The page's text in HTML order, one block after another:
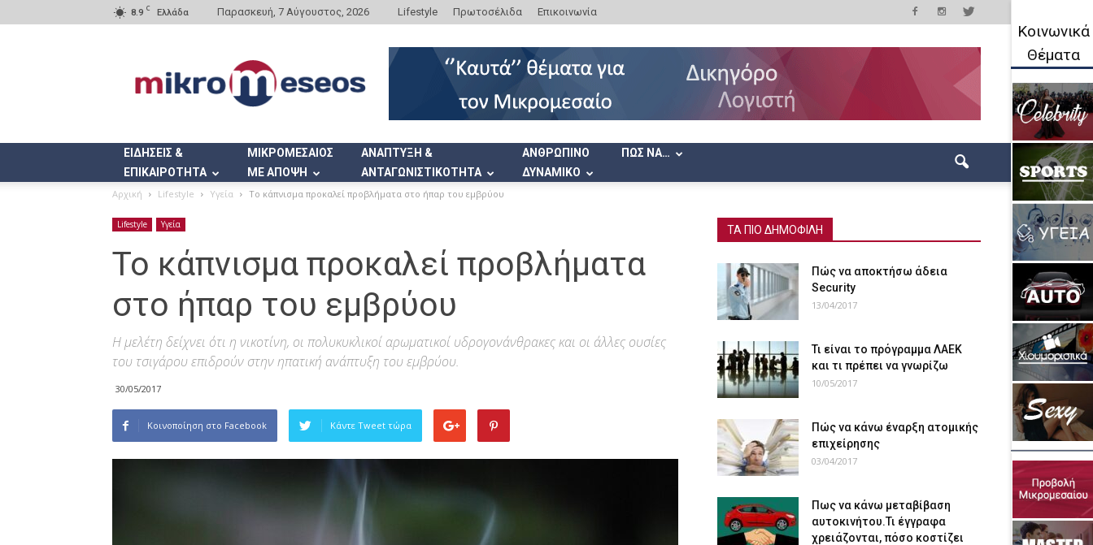
8.9 C Ελλάδα Παρασκευή, 7 Αύγουστος, 2026 Lifestyle Πρωτοσέλιδα Επικοινωνία
ΕΙΔΗΣΕΙΣ &
ΕΠΙΚΑΙΡΟΤΗΤΑ
ΜΙΚΡΟΜΕΣΑΙΟΣ
ΜΕ ΑΠΟΨΗ
ΑΝΑΠΤΥΞΗ &
ΑΝΤΑΓΩΝΙΣΤΙΚΟΤΗΤΑ
ΑΝΘΡΩΠΙΝΟ
ΔΥΝΑΜΙΚΟ
ΠΩΣ ΝΑ…
Αρχική Lifestyle Υγεία Το κάπνισμα προκαλεί προβλήματα στο ήπαρ του εμβρύου
Lifestyle Υγεία
Το κάπνισμα προκαλεί προβλήματα
στο ήπαρ του εμβρύου
Η μελέτη δείχνει ότι η νικοτίνη, οι πολυκυκλικοί αρωματικοί υδρογονάνθρακες και οι άλλες ουσίες
του τσιγάρου επιδρούν στην ηπατική ανάπτυξη του εμβρύου.
30/05/2017
Κοινοποίηση στο Facebook Κάντε Tweet τώρα
ΤΑ ΠΙΟ ΔΗΜΟΦΙΛΗ
Πώς να αποκτήσω άδεια
Security
13/04/2017
Τι είναι το πρόγραμμα ΛΑΕΚ
και τι πρέπει να γνωρίζω
10/05/2017
Πώς να κάνω έναρξη ατομικής
επιχείρησης
03/04/2017
Πως να κάνω μεταβίβαση
αυτοκινήτου.Τι έγγραφα
χρειάζονται, πόσο κοστίζει
Κοινωνικά
Θέματα